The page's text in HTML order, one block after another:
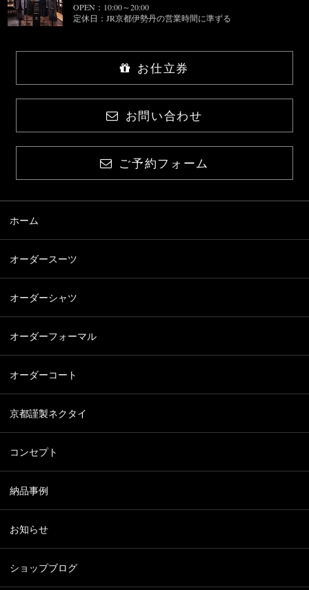
OPEN：10:00～20:00
定休日：JR京都伊勢丹の営業時間に準ずる
お仕立券
お問い合わせ
ご予約フォーム
ホーム
オーダースーツ
オーダーシャツ
オーダーフォーマル
オーダーコート
京都謹製ネクタイ
コンセプト
納品事例
お知らせ
ショップブログ